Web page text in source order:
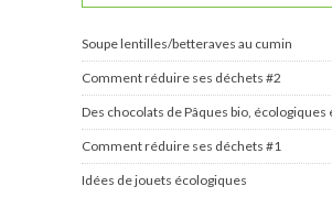
Soupe lentilles/betteraves au cumin
Comment réduire ses déchets #2
Des chocolats de Pâques bio, écologiques
Comment réduire ses déchets #1
Idées de jouets écologiques